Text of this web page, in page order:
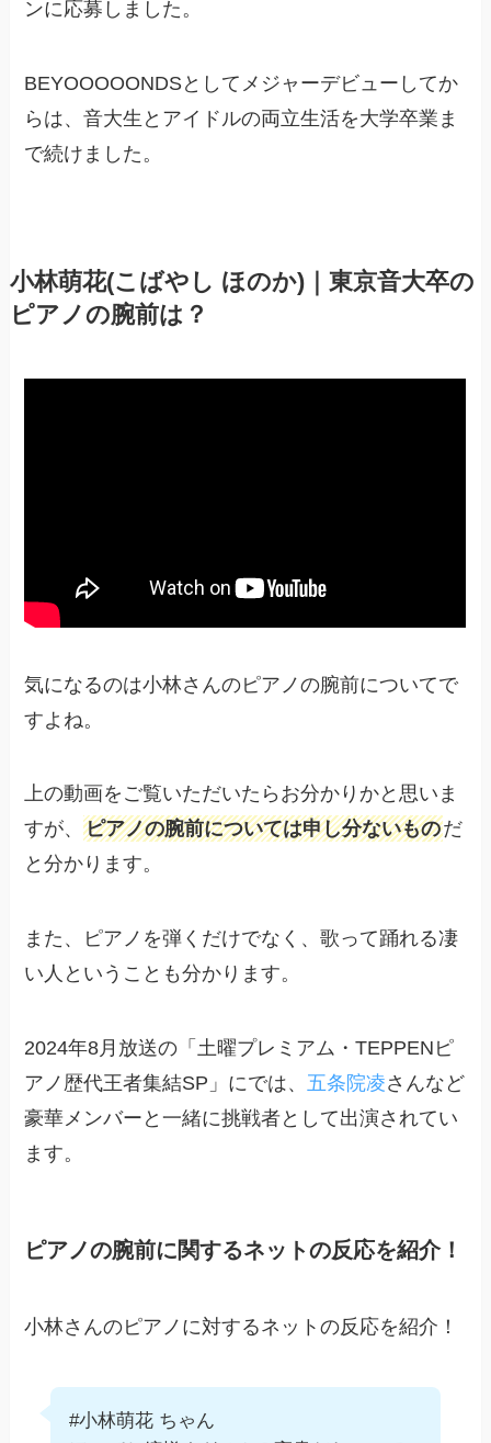
ンに応募しました。
BEYOOOOONDSとしてメジャーデビューしてか
らは、音大生とアイドルの両立生活を大学卒業ま
で続けました。
小林萌花(こばやし ほのか)｜東京音大卒の
ピアノの腕前は？
気になるのは小林さんのピアノの腕前についてで
すよね。
上の動画をご覧いただいたらお分かりかと思いま
すが、ピアノの腕前については申し分ないものだ
と分かります。
また、ピアノを弾くだけでなく、歌って踊れる凄
い人ということも分かります。
2024年8月放送の「土曜プレミアム・TEPPENピ
アノ歴代王者集結SP」にでは、五条院凌さんなど
豪華メンバーと一緒に挑戦者として出演されてい
ます。
ピアノの腕前に関するネットの反応を紹介！
小林さんのピアノに対するネットの反応を紹介！
#小林萌花 ちゃん